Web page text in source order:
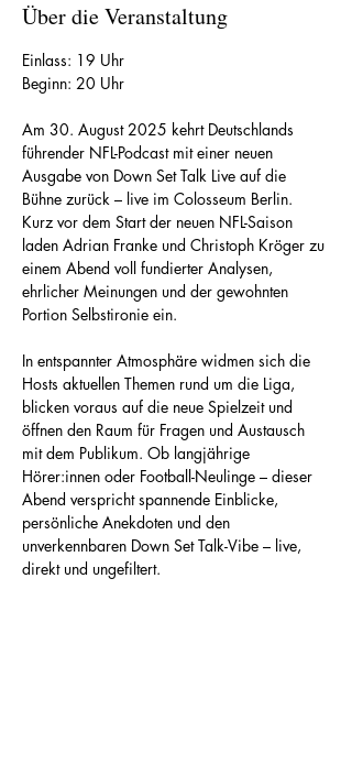
Über die Veranstaltung
Einlass: 19 Uhr
Beginn: 20 Uhr
Am 30. August 2025 kehrt Deutschlands
führender NFL-Podcast mit einer neuen
Ausgabe von Down Set Talk Live auf die
Bühne zurück – live im Colosseum Berlin.
Kurz vor dem Start der neuen NFL-Saison
laden Adrian Franke und Christoph Kröger zu
einem Abend voll fundierter Analysen,
ehrlicher Meinungen und der gewohnten
Portion Selbstironie ein.
In entspannter Atmosphäre widmen sich die
Hosts aktuellen Themen rund um die Liga,
blicken voraus auf die neue Spielzeit und
öffnen den Raum für Fragen und Austausch
mit dem Publikum. Ob langjährige
Hörer:innen oder Football-Neulinge – dieser
Abend verspricht spannende Einblicke,
persönliche Anekdoten und den
unverkennbaren Down Set Talk-Vibe – live,
direkt und ungefiltert.